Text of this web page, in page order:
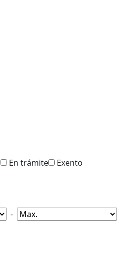
En trámite
Exento
-